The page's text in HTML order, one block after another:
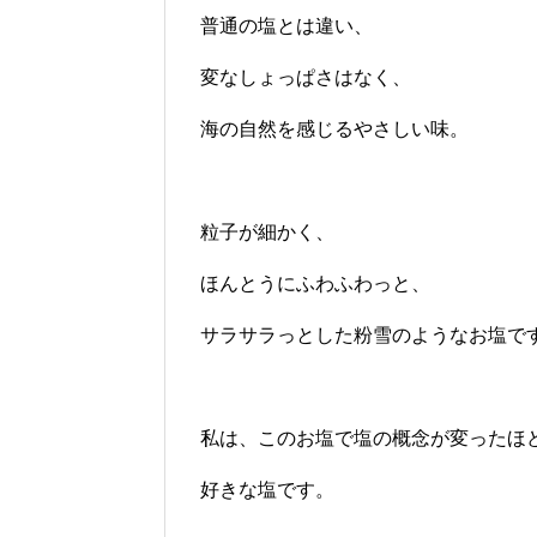
普通の塩とは違い、
変なしょっぱさはなく、
海の自然を感じるやさしい味。
粒子が細かく、
ほんとうにふわふわっと、
サラサラっとした粉雪のようなお塩で
私は、このお塩で塩の概念が変ったほ
好きな塩です。